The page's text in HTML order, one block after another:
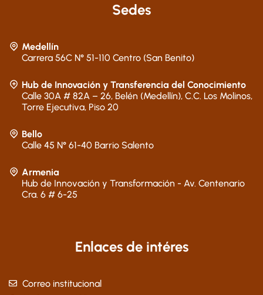
Sedes
Medellín
Carrera 56C N° 51-110 Centro (San Benito)
Hub de Innovación y Transferencia del Conocimiento
Calle 30A # 82A – 26, Belén (Medellín), C.C. Los Molinos,
Torre Ejecutiva, Piso 20
Bello
Calle 45 N° 61-40 Barrio Salento
Armenia
Hub de Innovación y Transformación - Av. Centenario
Cra. 6 # 6-25
Enlaces de intéres
Correo institucional